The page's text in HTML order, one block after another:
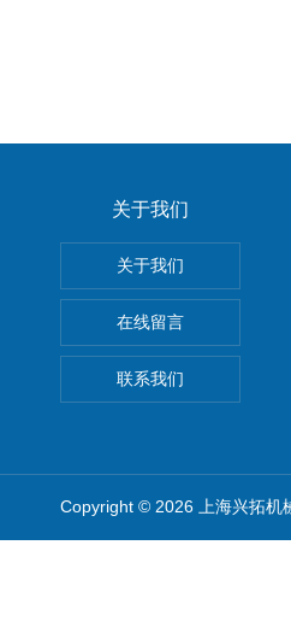
关于我们
关于我们
在线留言
联系我们
Copyright © 2026 上海兴拓机